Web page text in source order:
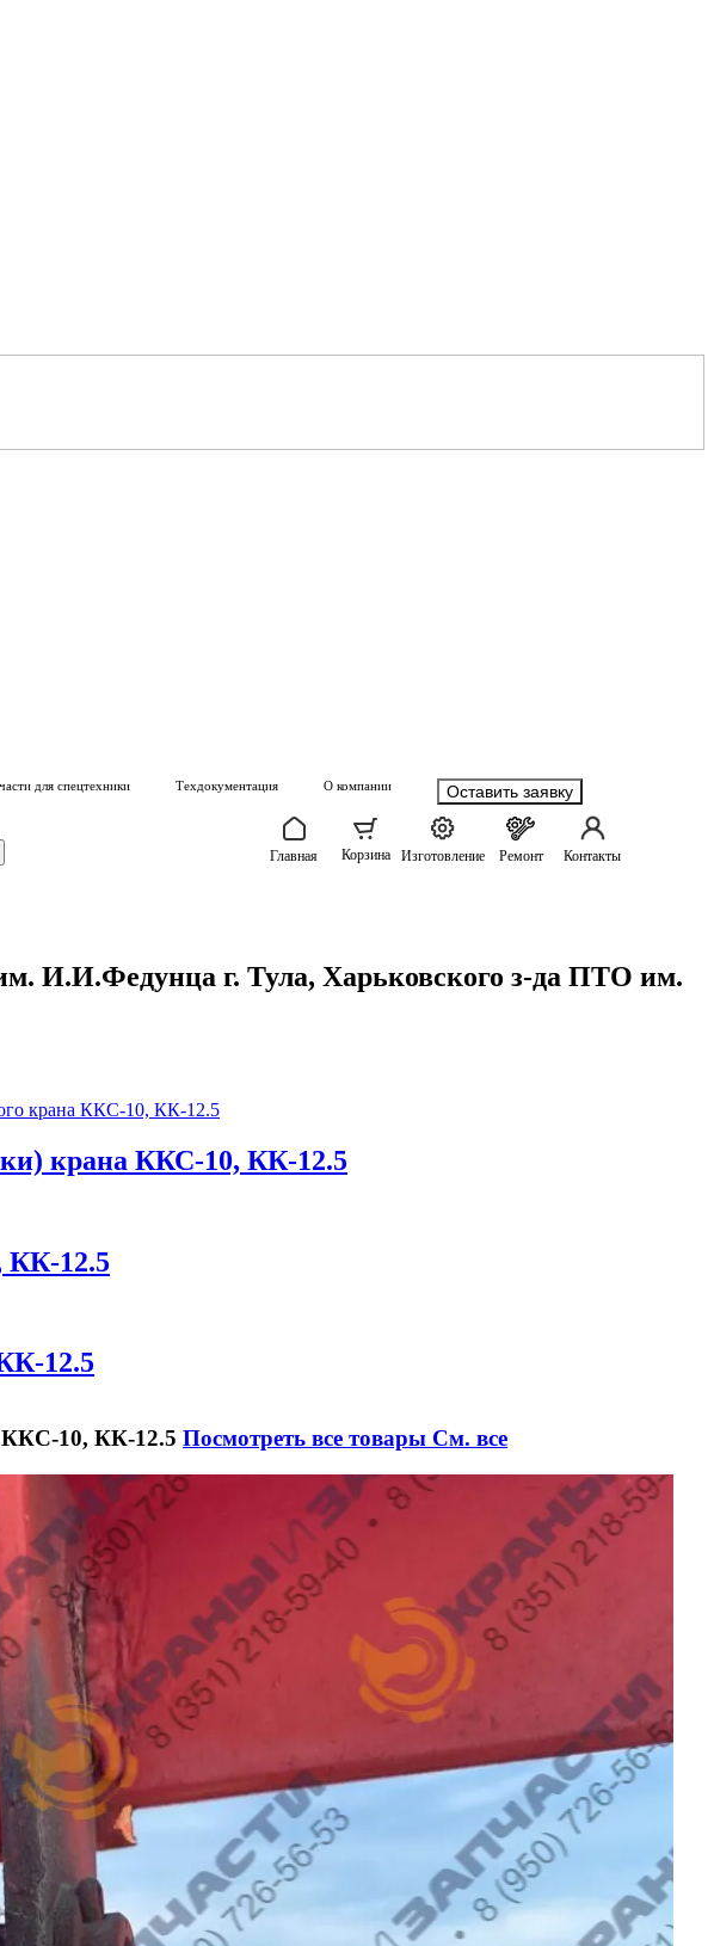
для спецтехники Техдокументация О компании Оставить заявку
Главная Корзина Изготовление Ремонт Контакты
И.И.Федунца г. Тула, Харьковского з-да ПТО им.
крана ККС-10, КК-12.5
КК-12.5
12.5
ККС-10, КК-12.5 Посмотреть все товары См. все